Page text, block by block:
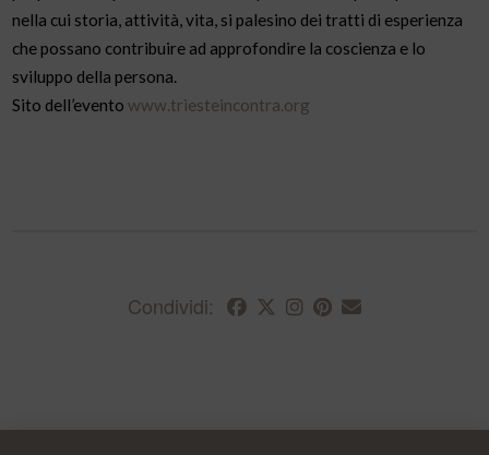
nella cui storia, attività, vita, si palesino dei tratti di esperienza
che possano contribuire ad approfondire la coscienza e lo
sviluppo della persona.
Sito dell’eventowww.triesteincontra.org
Condividi: